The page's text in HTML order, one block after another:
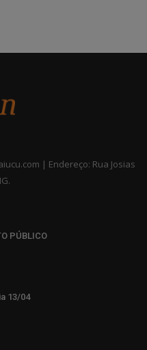
| Endereço: Rua Josias
PÚBLICO
13/04